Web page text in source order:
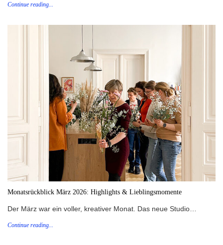
Continue reading...
Monatsrückblick März 2026: Highlights & Lieblingsmomente
Der März war ein voller, kreativer Monat. Das neue Studio…
Continue reading...